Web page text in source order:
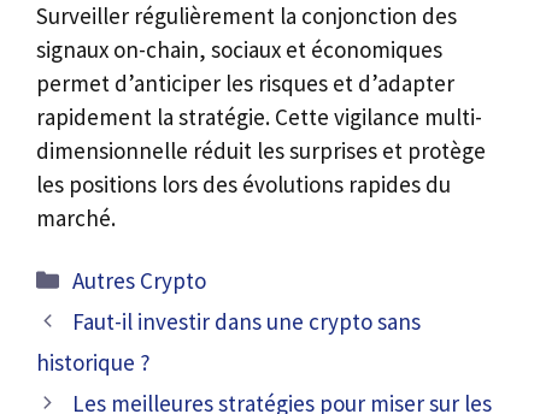
Surveiller régulièrement la conjonction des
signaux on-chain, sociaux et économiques
permet d’anticiper les risques et d’adapter
rapidement la stratégie. Cette vigilance multi-
dimensionnelle réduit les surprises et protège
les positions lors des évolutions rapides du
marché.
Catégories
Autres Crypto
Faut-il investir dans une crypto sans
historique ?
Les meilleures stratégies pour miser sur les